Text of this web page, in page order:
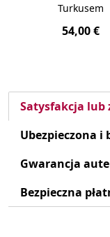
Turkusem
54,00 €
Satysfakcja lub
Ubezpieczona i
Gwarancja
Bezpieczna